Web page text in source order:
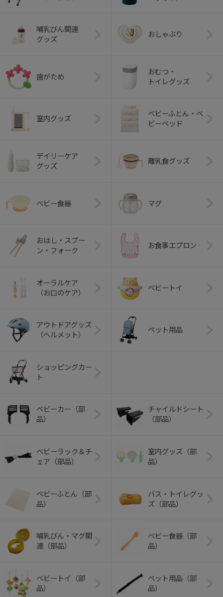
哺乳びん関連
グッズ
おしゃぶり
歯がため
おむつ・
トイレグッズ
室内グッズ
ベビーふとん・ベ
ビーベッド
デイリーケア
グッズ
離乳食グッズ
ベビー食器 マグ
おはし・スプー
ン・フォーク
お食事エプロン
オーラルケア
（お口のケア）
ベビートイ
アウトドアグッズ
（ヘルメット）
ペット用品
ショッピングカー
ト
ベビーカー（部
品）
チャイルドシート
（部品）
ベビーラック＆チ
ェア（部品）
室内グッズ（部
品）
ベビーふとん（部
品）
バス・トイレグッ
ズ（部品）
哺乳びん・マグ関
連（部品）
ベビー食器（部
品）
ベビートイ（部
品）
ペット用品（部
品）